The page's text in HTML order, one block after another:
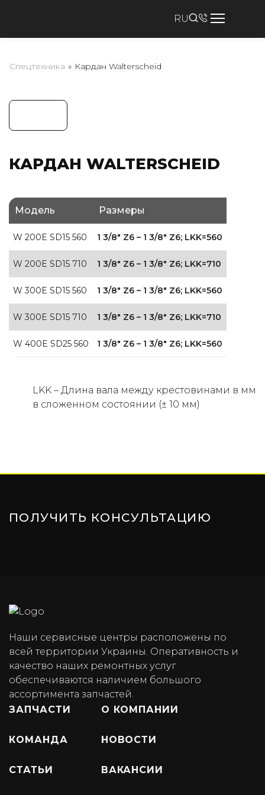
RU
(050) 347-27-05
Спецтехника » Кардан Walterscheid
КАРДАН WALTERSCHEID
Модель Размеры
W 200E SD15 560 1 3/8″ Z6 – 1 3/8″ Z6; LKK=560
W 200E SD15 710 1 3/8″ Z6 – 1 3/8″ Z6; LKK=710
W 300E SD15 560 1 3/8″ Z6 – 1 3/8″ Z6; LKK=560
W 300E SD15 710 1 3/8″ Z6 – 1 3/8″ Z6; LKK=710
W 400E SD25 560 1 3/8″ Z6 – 1 3/8″ Z6; LKK=560
LKK – Длина вала между крестовинами в мм
в сложенном состоянии (± 10 мм)
ПОЛУЧИТЬ КОНСУЛЬТАЦИЮ
Наши сервисные центры расположены по
всей территории Украины. Оперативность и
качество наших ремонтных услуг
обеспечиваются наличием большого
ассортимента запчастей.
ЗАПЧАСТИ
О КОМПАНИИ
КОМАНДА НОВОСТИ
СТАТЬИ ВАКАНСИИ